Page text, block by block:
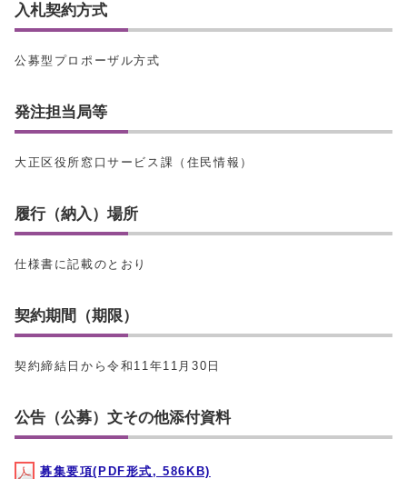
入札契約方式
公募型プロポーザル方式
発注担当局等
大正区役所窓口サービス課（住民情報）
履行（納入）場所
仕様書に記載のとおり
契約期間（期限）
契約締結日から令和11年11月30日
公告（公募）文その他添付資料
募集要項(PDF形式, 586KB)